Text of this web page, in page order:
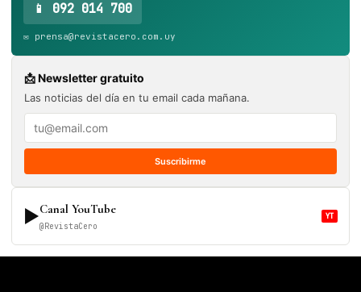
📱 092 014 700
✉️ prensa@revistacero.com.uy
📩 Newsletter gratuito
Las noticias del día en tu email cada mañana.
Suscribirme
▶Canal YouTube
@RevistaCero
YT